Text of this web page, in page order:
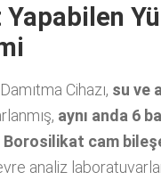
Yapabilen
Cihazı, su ve
aynı anda 6
Borosilikat cam
analiz